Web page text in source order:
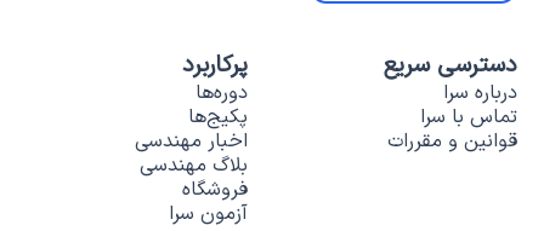
دسترسی سریع
درباره سرا
تماس با سرا
قوانین و مقررات
پرکاربرد
دوره‌ها
پکیج‌ها
اخبار مهندسی
بلاگ مهندسی
فروشگاه
آزمون سرا